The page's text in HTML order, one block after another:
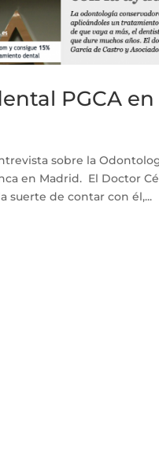
PGCA en
sobre la
en Madrid. El Doctor
suerte de contar con él,...